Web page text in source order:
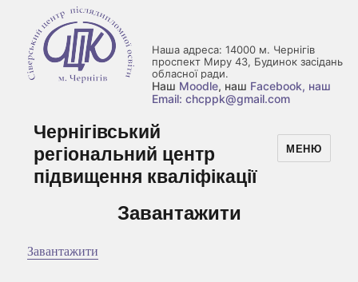
Наша адреса: 14000 м. Чернігів
проспект Миру 43, Будинок засідань
обласної ради.
Наш Moodle, наш Facebook, наш
Email: chcppk@gmail.com
Чернігівський
регіональний центр
підвищення кваліфікації
МЕНЮ
Завантажити
Завантажити